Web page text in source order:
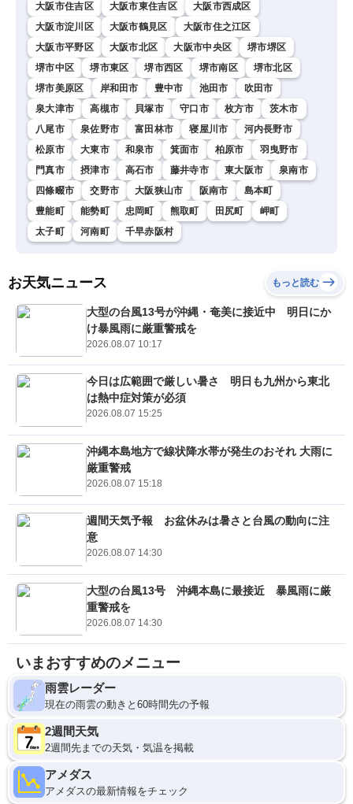
大阪市住吉区 大阪市東住吉区
大阪市西成区
大阪市淀川区
大阪市鶴見区
大阪市住之江区
大阪市平野区
大阪市北区 大阪市中央区
堺市堺区
堺市中区
堺市東区 堺市西区 堺市南区
堺市北区
堺市美原区
岸和田市 豊中市 池田市
吹田市
泉大津市
高槻市 貝塚市 守口市 枚方市
茨木市
八尾市
泉佐野市 富田林市 寝屋川市
河内長野市
松原市
大東市 和泉市 箕面市 柏原市
羽曳野市
門真市
摂津市 高石市 藤井寺市 東大阪市
泉南市
四條畷市
交野市 大阪狭山市 阪南市
島本町
豊能町
能勢町 忠岡町 熊取町 田尻町
岬町
太子町
河南町 千早赤阪村
お天気ニュース もっと読む
大型の台風13号が沖縄・奄美に接近中 明日にか
け暴風雨に厳重警戒を
2026.08.07 10:17
今日は広範囲で厳しい暑さ 明日も九州から東北
は熱中症対策が必須
2026.08.07 15:25
沖縄本島地方で線状降水帯が発生のおそれ 大雨に
厳重警戒
2026.08.07 15:18
週間天気予報 お盆休みは暑さと台風の動向に注
意
2026.08.07 14:30
大型の台風13号 沖縄本島に最接近 暴風雨に厳
重警戒を
2026.08.07 14:30
いまおすすめのメニュー
雨雲レーダー
現在の雨雲の動きと60時間先の予報
2週間天気
2週間先までの天気・気温を掲載
アメダス
アメダスの最新情報をチェック